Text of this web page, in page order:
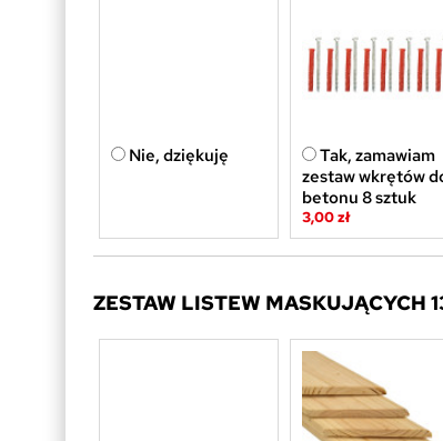
Nie, dziękuję
Tak, zamawiam
zestaw wkrętów
betonu 8 sztuk
3,00 zł
ZESTAW LISTEW MASKUJĄCYCH